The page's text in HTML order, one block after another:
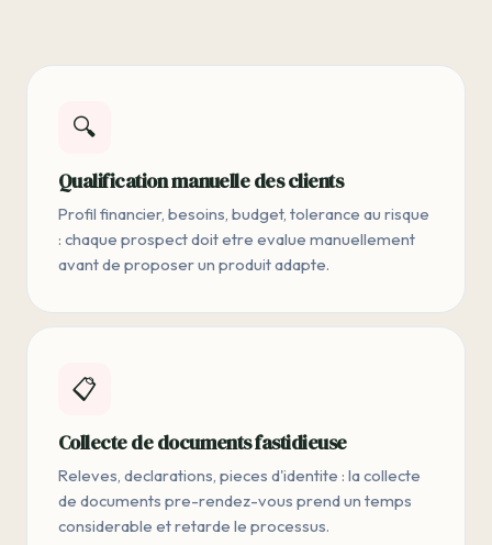
🔍
Qualification manuelle des clients
Profil financier, besoins, budget, tolerance au risque
: chaque prospect doit etre evalue manuellement
avant de proposer un produit adapte.
📋
Collecte de documents fastidieuse
Releves, declarations, pieces d'identite : la collecte
de documents pre-rendez-vous prend un temps
considerable et retarde le processus.